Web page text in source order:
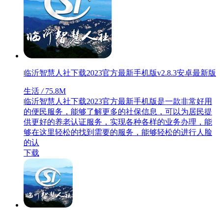
临沂智慧人社下载2023官方最新手机版v2.8.3安卓最新版
生活 /75.8M
临沂智慧人社下载2023官方最新手机版是一款非常好用
的便民服务，能够了解更多的社保信息，可以为居民提
供更好的养老认证服务，实现各种各样的业务办理，能
够在这里轻松的找到需要的服务，能够轻松的进行人脸
的认
下载